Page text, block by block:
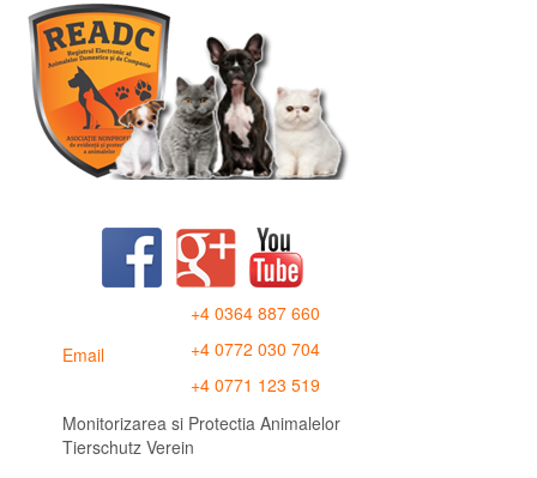
Email
+4 0364 887 660
+4 0772 030 704
+4 0771 123 519
Monitorizarea si Protectia Animalelor
Tierschutz Verein